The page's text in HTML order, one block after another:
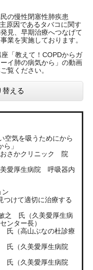
の慢性閉塞性肺疾患
原因であるタバコに関す
見、早期治療へつなげて
業を実施しております。
「教えて！COPDからガ
イ肺の病気から」の動画
覧ください。
替える
空気を吸うためにから
」
さかクリニック 院
愛厚生病院 呼吸器内
ン
けて適切に治療する
之 氏（久美愛厚生病
ンター長）
（高山ぶなの杜診療
美愛厚生病院
愛厚生病院